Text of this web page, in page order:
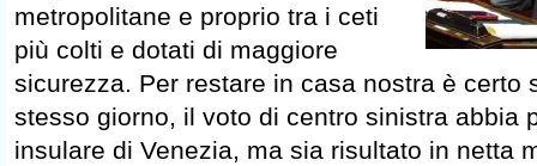
metropolitane e proprio tra i ceti
più colti e dotati di maggiore
sicurezza. Per restare in casa nostra è certo
stesso giorno, il voto di centro sinistra abbia
insulare di Venezia, ma sia risultato in netta